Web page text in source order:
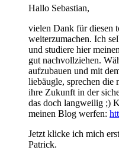
Hallo Sebastian,
vielen Dank für diesen
weiterzumachen. Ich
und studiere hier
gut nachvollziehen.
aufzubauen und mit
liebäugle, sprechen die
ihre Zukunft in der
das doch langweilig ;)
meinen Blog werfen:
Jetzt klicke ich mich
Patrick.